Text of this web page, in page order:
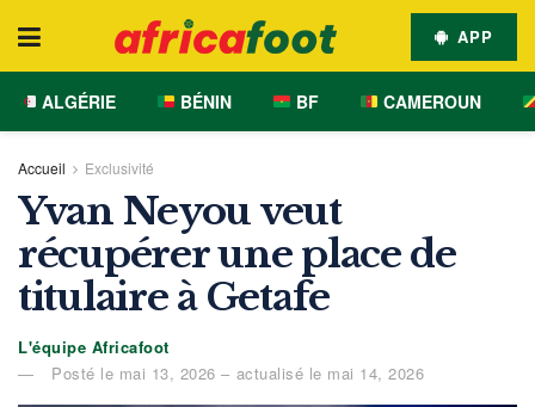
APP
ALGÉRIE BÉNIN BF CAMEROUN
Accueil Exclusivité
Yvan Neyou veut
récupérer une place de
titulaire à Getafe
L'équipe Africafoot
Posté le mai 13, 2026 – actualisé le mai 14, 2026